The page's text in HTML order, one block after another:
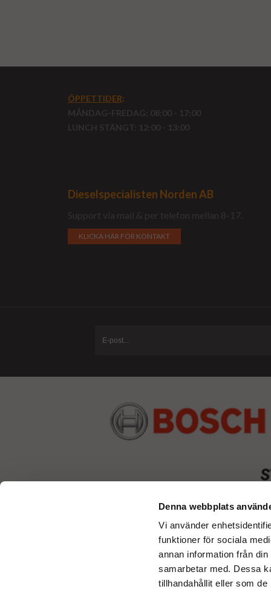
Denna webbplats
Vi använder
funktioner för sociala
annan information från
samarbetar med. Dessa
tillhandahållit eller som
ÖPPETTIDER:
MÅNDAG-FREDAG: 08:00 - 17:00
LUNCH STÄNGT: 12:00 - 13:00
Dieselspecialisten Norden AB
Support via mail & per telefon mellan 8-17.
KLICKA HÄR FÖR KONTAKT